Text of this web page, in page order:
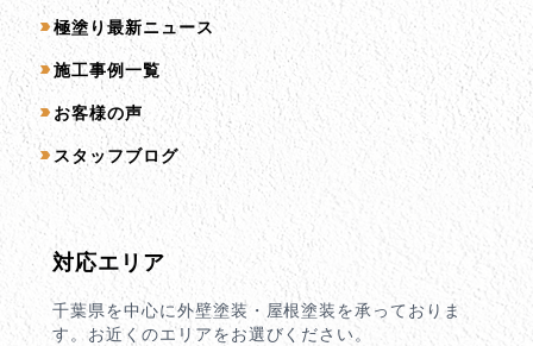
コンテンツ一覧
極塗り最新ニュース
施工事例一覧
お客様の声
スタッフブログ
対応エリア
千葉県を中心に外壁塗装・屋根塗装を承っておりま
す。お近くのエリアをお選びください。